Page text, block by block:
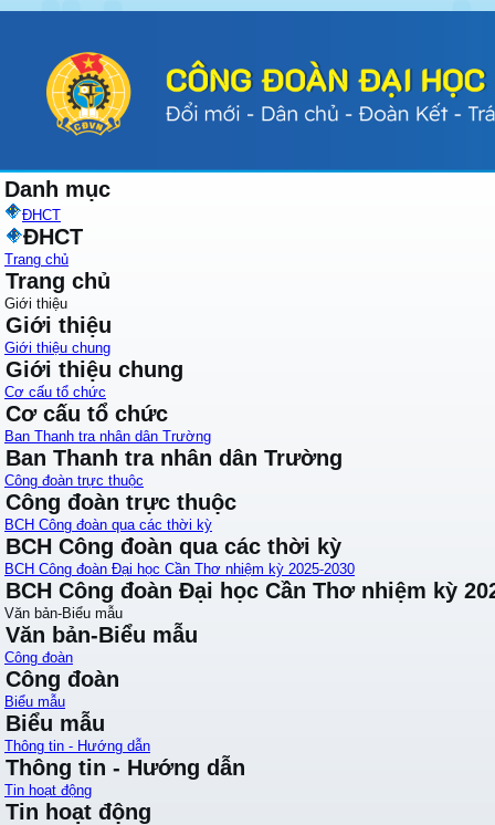
Danh mục
ĐHCT
ĐHCT
Trang chủ
Trang chủ
Giới thiệu
Giới thiệu
Giới thiệu chung
Giới thiệu chung
Cơ cấu tổ chức
Cơ cấu tổ chức
Ban Thanh tra nhân dân Trường
Ban Thanh tra nhân dân Trường
Công đoàn trực thuộc
Công đoàn trực thuộc
BCH Công đoàn qua các thời kỳ
BCH Công đoàn qua các thời kỳ
BCH Công đoàn Đại học Cần Thơ nhiệm kỳ 2025-2030
BCH Công đoàn Đại học Cần Thơ nhiệm kỳ
Văn bản-Biểu mẫu
Văn bản-Biểu mẫu
Công đoàn
Công đoàn
Biểu mẫu
Biểu mẫu
Thông tin - Hướng dẫn
Thông tin - Hướng dẫn
Tin hoạt động
Tin hoạt động